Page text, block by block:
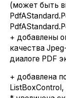
(может быть
+ добавлены
качества
диалоге PDF
+ добавлена